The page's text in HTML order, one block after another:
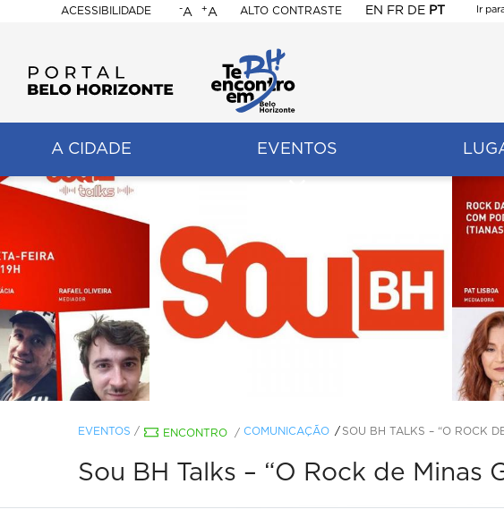
ACESSIBILIDADE
BELO
HORIZONTE
-A +A ALTO CONTRASTE EN FR DE PT
Ir
A CIDADE EVENTOS
EVENTOS / ENCONTRO / COMUNICAÇÃO SOU BH TALKS – “O ROCK
Sou BH Talks – “O Rock de Minas